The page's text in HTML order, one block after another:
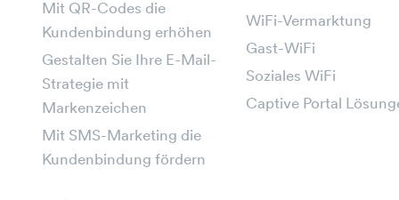
Mit QR-Codes die
Kundenbindung erhöhen
Gestalten Sie Ihre E-Mail-
Strategie mit
Markenzeichen
Mit SMS-Marketing die
Kundenbindung fördern
WiFi-Vermarktung
Gast-WiFi
Soziales WiFi
Captive Portal